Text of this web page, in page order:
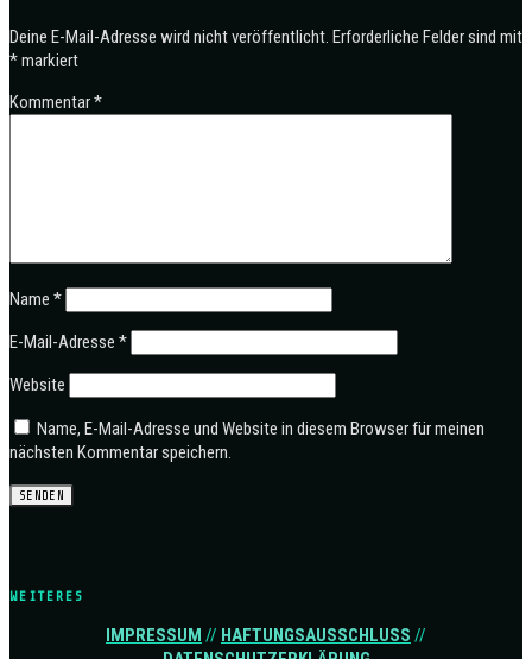
Deine E-Mail-Adresse wird nicht veröffentlicht. Erforderliche Felder sind mit
*markiert
Kommentar*
Name *
E-Mail-Adresse *
Website
Name, E-Mail-Adresse und Website in diesem Browser für meinen
nächsten Kommentar speichern.
WEITERES
IMPRESSUM // HAFTUNGSAUSSCHLUSS //